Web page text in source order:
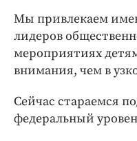
Мы привлекаем
лидеров
мероприятиях
внимания, чем в
Сейчас стараемся
федеральный